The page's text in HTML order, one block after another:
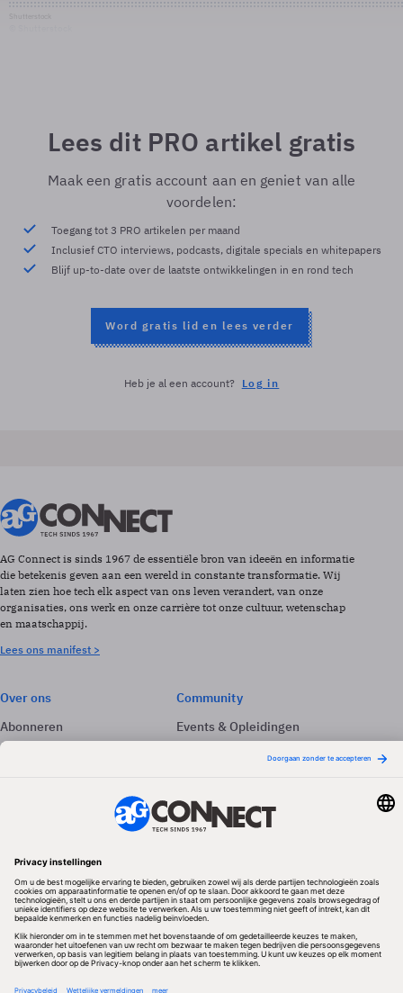
Lees dit PRO artikel gratis
Maak een gratis account aan en geniet van alle
voordelen:
Toegang tot 3 PRO artikelen per maand
Inclusief CTO interviews, podcasts, digitale specials en whitepapers
Blijf up-to-date over de laatste ontwikkelingen in en rond tech
Word gratis lid en lees verder
Heb je al een account? Log in
AG Connect is sinds 1967 de essentiële bron van ideeën en informatie
die betekenis geven aan een wereld in constante transformatie. Wij
laten zien hoe tech elk aspect van ons leven verandert, van onze
organisaties, ons werk en onze carrière tot onze cultuur, wetenschap
en maatschappij.
Lees ons manifest >
Over ons
Abonneren
Adverteren
Community
Events & Opleidingen
Nieuwsbrieven
Volg ons
Redactionele partner